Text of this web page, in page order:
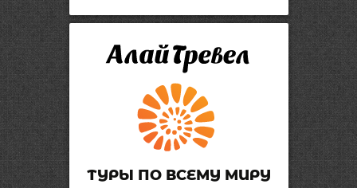
ТУРЫ ПО ВСЕМУ МИРУ